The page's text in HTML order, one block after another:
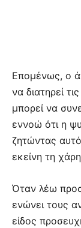
Επομένως, ο
να διατηρεί
μπορεί να
εννοώ ότι η
ζητώντας
εκείνη τη
Όταν λέω
ενώνει τους
είδος